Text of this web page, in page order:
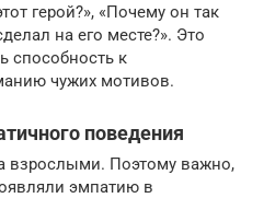
герой?», «Почему он так
на его месте?». Это
способность к
чужих мотивов.
поведения
взрослыми. Поэтому важно,
эмпатию в